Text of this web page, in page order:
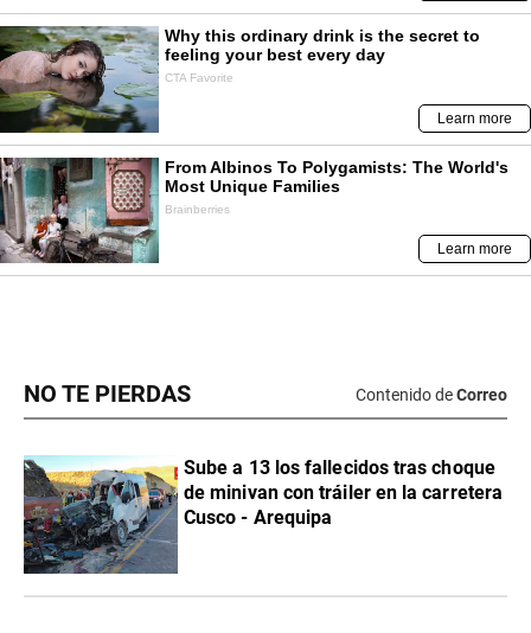
NO TE PIERDAS Contenido deCorreo
Sube a 13 los fallecidos tras choque
de minivan con tráiler en la carretera
Cusco - Arequipa